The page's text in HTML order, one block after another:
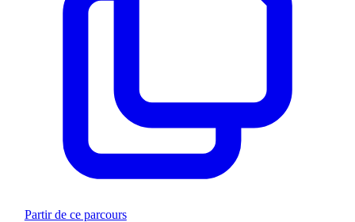
Partir de ce parcours